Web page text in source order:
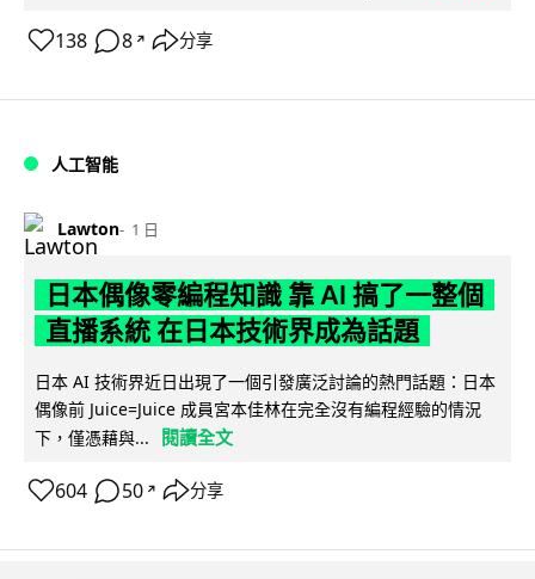
138 8 ↗ 分享
人工智能
Lawton 1 日
日本偶像零編程知識 靠 AI 搞了一整個
直播系統 在日本技術界成為話題
日本 AI 技術界近日出現了一個引發廣泛討論的熱門話題：日本
偶像前 Juice=Juice 成員宮本佳林在完全沒有編程經驗的情況
下，僅憑藉與...
閱讀全文
604 50 ↗ 分享